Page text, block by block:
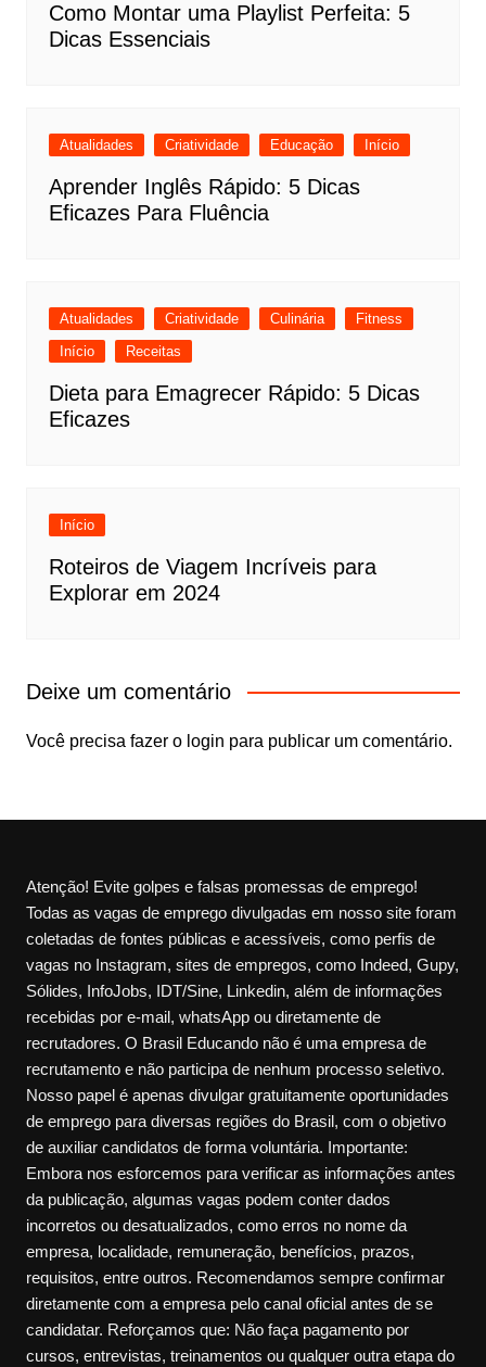
Como Montar uma Playlist Perfeita: 5
Dicas Essenciais
Atualidades Criatividade Educação Início
Aprender Inglês Rápido: 5 Dicas
Eficazes Para Fluência
Atualidades Criatividade Culinária
Fitness
Início
Receitas
Dieta para Emagrecer Rápido: 5 Dicas
Eficazes
Início
Roteiros de Viagem Incríveis para
Explorar em 2024
Deixe um comentário
Você precisa fazer o login para publicar um comentário.
Atenção! Evite golpes e falsas promessas de emprego!
Todas as vagas de emprego divulgadas em nosso site foram
coletadas de fontes públicas e acessíveis, como perfis de
vagas no Instagram, sites de empregos, como Indeed, Gupy,
Sólides, InfoJobs, IDT/Sine, Linkedin, além de informações
recebidas por e-mail, whatsApp ou diretamente de
recrutadores. O Brasil Educando não é uma empresa de
recrutamento e não participa de nenhum processo seletivo.
Nosso papel é apenas divulgar gratuitamente oportunidades
de emprego para diversas regiões do Brasil, com o objetivo
de auxiliar candidatos de forma voluntária. Importante:
Embora nos esforcemos para verificar as informações antes
da publicação, algumas vagas podem conter dados
incorretos ou desatualizados, como erros no nome da
empresa, localidade, remuneração, benefícios, prazos,
requisitos, entre outros. Recomendamos sempre confirmar
diretamente com a empresa pelo canal oficial antes de se
candidatar. Reforçamos que: Não faça pagamento por
cursos, entrevistas, treinamentos ou qualquer outra etapa do